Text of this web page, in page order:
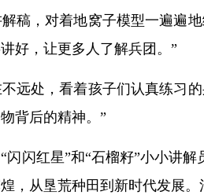
稿，对着地窝子模型一遍遍
好，让更多人了解兵团。”
远处，看着孩子们认真练习
背后的精神。”
闪红星”和“石榴籽”小小讲
，从垦荒种田到新时代发展